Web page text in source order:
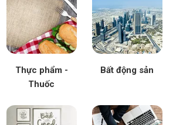
Thực phẩm -
Thuốc
Bất động sản